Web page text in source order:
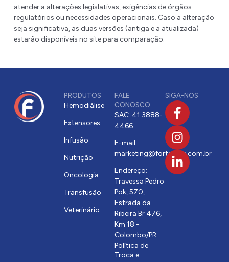
atender a alterações legislativas, exigências de órgãos
regulatórios ou necessidades operacionais. Caso a alteração
seja significativa, as duas versões (antiga e a atualizada)
estarão disponíveis no site para comparação.
PRODUTOS
Hemodiálise
Extensores
Infusão
Nutrição
Oncologia
Transfusão
Veterinário
FALE
CONOSCO
SAC: 41 3888-
4466
E-mail:
marketing@fortecare.com.br
Endereço:
Travessa Pedro
Pok, 570,
Estrada da
Ribeira Br 476,
Km 18 -
Colombo/PR
Política de
Troca e
SIGA-NOS